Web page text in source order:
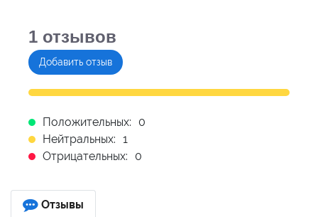
1 отзывов
Добавить отзыв
Положительных:
0
Нейтральных: 1
Отрицательных:
0
Отзывы